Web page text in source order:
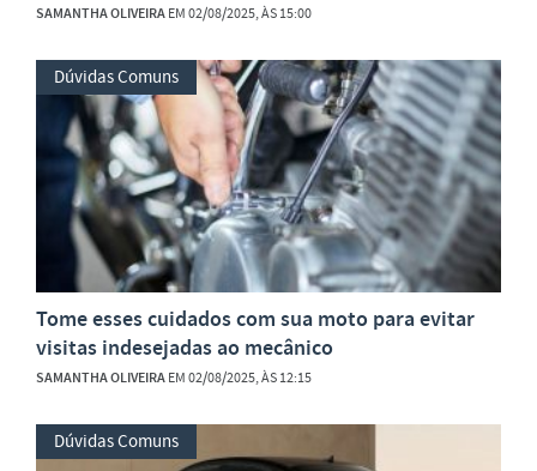
SAMANTHA OLIVEIRAEM 02/08/2025, ÀS 15:00
Dúvidas Comuns
Tome esses cuidados com sua moto para evitar
visitas indesejadas ao mecânico
SAMANTHA OLIVEIRAEM 02/08/2025, ÀS 12:15
Dúvidas Comuns